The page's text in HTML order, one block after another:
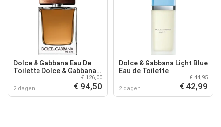
Dolce & Gabbana Eau De
Toilette Dolce & Gabbana -
The One For Men Eau De
Toilette - 100 ML
2 dagen
€ 126,00
€ 94,50
Dolce & Gabbana Light Blue
Eau de Toilette
2 dagen
€ 44,95
€ 42,99